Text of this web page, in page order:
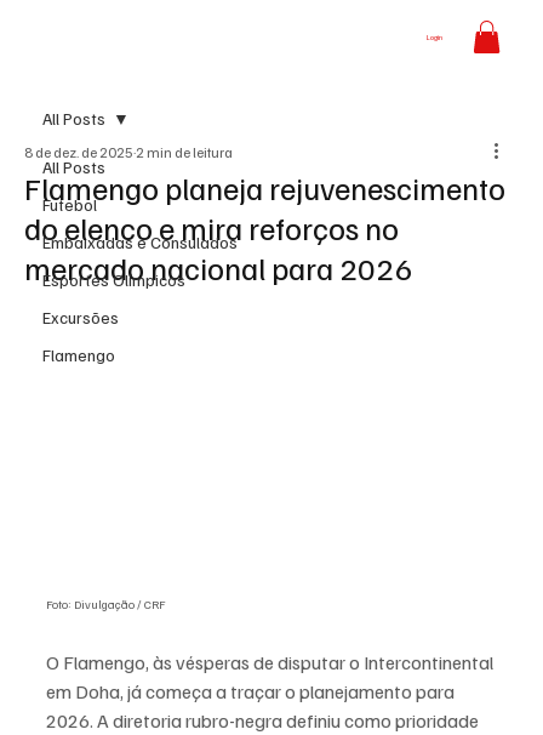
Login
All Posts
Futebol
Embaixadas e Consulados
Esportes Olímpicos
Excursões
Flamengo
All Posts
Flamengo planeja rejuvenescimento
do elenco e mira reforços no
mercado nacional para 2026
8 de dez. de 2025 2 min de leitura
Foto: Divulgação / CRF
O Flamengo, às vésperas de disputar o Intercontinental
em Doha, já começa a traçar o planejamento para
2026. A diretoria rubro-negra definiu como prioridade